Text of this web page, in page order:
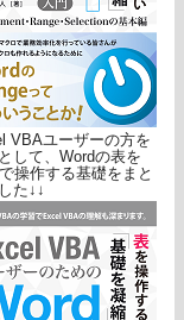
VBAユーザーの方を
して、Wordの表を
操作する基礎をまと
た↓↓